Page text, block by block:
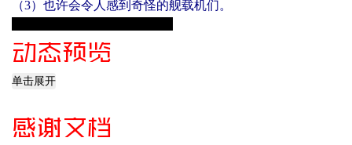
（3）也许会令人感到奇怪的舰载机们。
动态预览
单击展开
感谢文档